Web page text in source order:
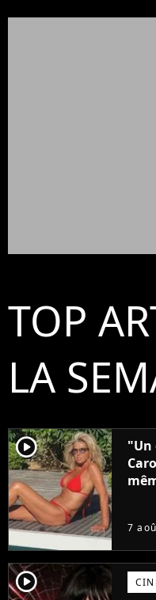
TOP
LA
player2
"Un
7
player2